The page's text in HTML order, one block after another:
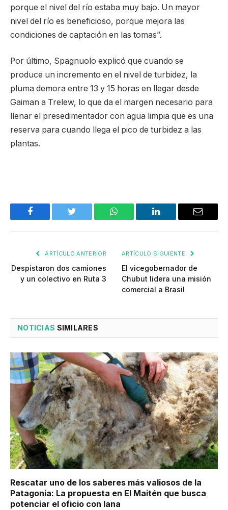
porque el nivel del río estaba muy bajo. Un mayor
nivel del río es beneficioso, porque mejora las
condiciones de captación en las tomas”.
Por último, Spagnuolo explicó que cuando se
produce un incremento en el nivel de turbidez, la
pluma demora entre 13 y 15 horas en llegar desde
Gaiman a Trelew, lo que da el margen necesario para
llenar el presedimentador con agua limpia que es una
reserva para cuando llega el pico de turbidez a las
plantas.
Facebook Twitter WhatsApp LinkedIn Email
ARTÍCULO ANTERIOR
Despistaron dos camiones
y un colectivo en Ruta 3
ARTÍCULO SIGUIENTE
El vicegobernador de
Chubut lidera una misión
comercial a Brasil
NOTICIAS SIMILARES
Rescatar uno de los saberes más valiosos de la
Patagonia: La propuesta en El Maitén que busca
potenciar el oficio con lana